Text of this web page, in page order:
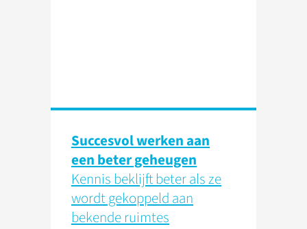
Succesvol werken aan
een beter geheugen
Kennis beklijft beter als ze
wordt gekoppeld aan
bekende ruimtes